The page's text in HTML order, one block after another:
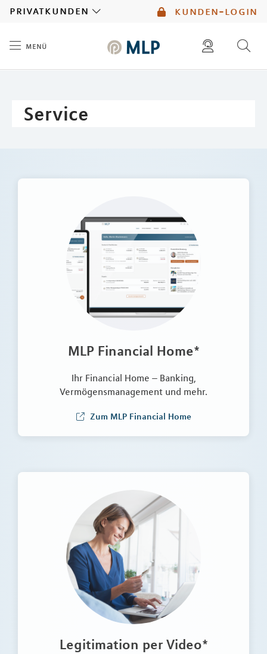
kunden-login
privatkunden
menü
Service
MLP Financial Home*
Ihr Financial Home – Banking,
Vermögensmanagement und mehr.
Zum MLP Financial Home
Legitimation per Video*